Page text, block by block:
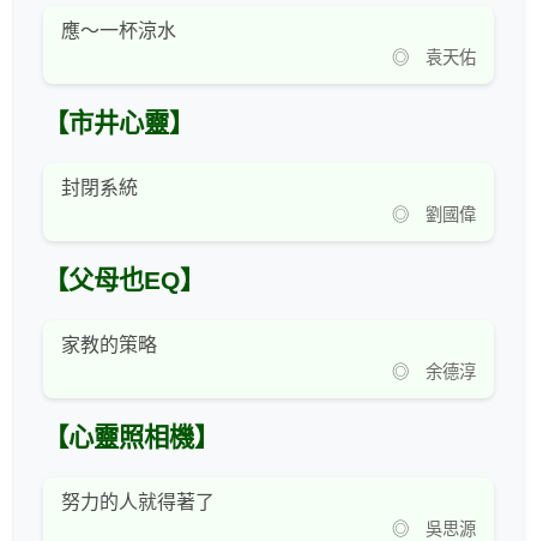
應～一杯涼水
◎ 袁天佑
【市井心靈】
封閉系統
◎ 劉國偉
【父母也EQ】
家教的策略
◎ 余德淳
【心靈照相機】
努力的人就得著了
◎ 吳思源